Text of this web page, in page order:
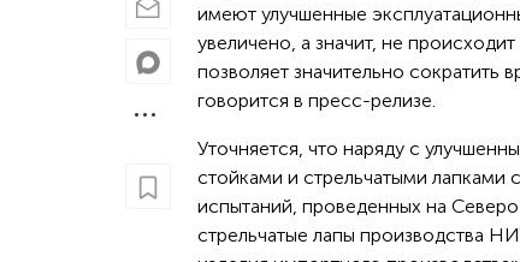
имеют улучшенные
увеличено, а значит, не
позволяет значительно сократить
говорится в пресс-релизе.
Уточняется, что наряду с
стойками и стрельчатыми лапками
испытаний, проведенных на
стрельчатые лапы производства